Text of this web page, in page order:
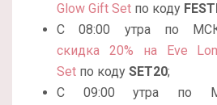
Glow Gift Set по коду
С 08:00 утра по
скидка 20% на Eve
Set по коду SET20;
С 09:00 утра по